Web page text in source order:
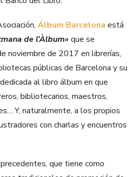
Álbum Barcelona está
de l’Àlbum» que se
noviembre de 2017 en librerías,
públicas de Barcelona y su
al libro álbum en que
bibliotecarios, maestros,
Y, naturalmente, a los propios
con charlas y encuentros
que tiene como